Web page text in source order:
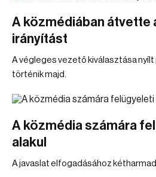
A közmédiában átvette
irányítást
A végleges vezető kiválasztása nyílt
történik majd.
A közmédia számára
alakul
A javaslat elfogadásához